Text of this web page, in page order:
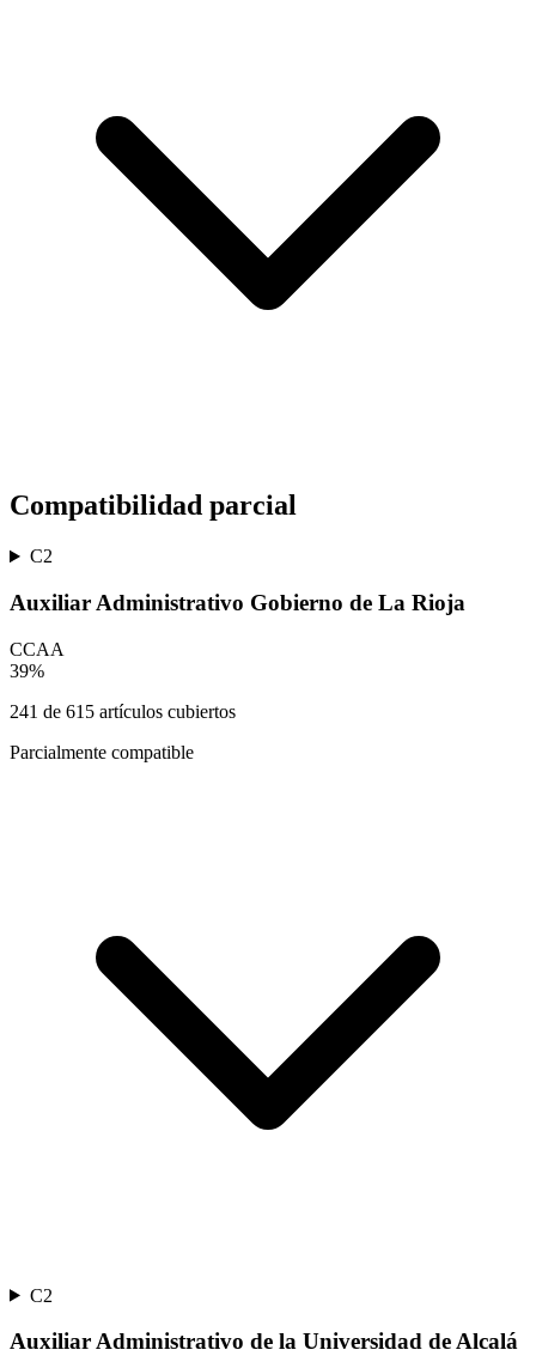
Compatibilidad parcial
C2
Auxiliar Administrativo Gobierno de La Rioja
CCAA
39%
241 de 615 artículos cubiertos
Parcialmente compatible
C2
Auxiliar Administrativo de la Universidad de Alcalá